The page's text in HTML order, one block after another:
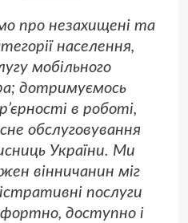
про незахищені та
населення,
мобільного
дотримуємось
в роботі,
обслуговування
України. Ми
вінничанин міг
послуги
доступно і